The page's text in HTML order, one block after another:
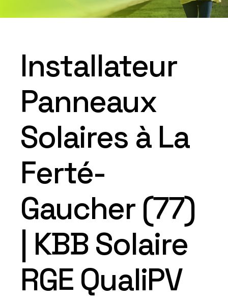
Installateur
Panneaux
Solaires à La
Ferté-
Gaucher (77)
| KBB Solaire
RGE QualiPV